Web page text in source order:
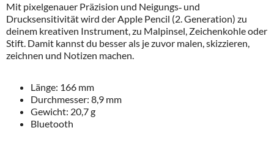
Mit pixelgenauer Präzision und Neigungs‑ und
Drucksensitivität wird der Apple Pencil (2. Generation) zu
deinem kreativen Instrument, zu Malpinsel, Zeichenkohle oder
Stift. Damit kannst du besser als je zuvor malen, skizzieren,
zeichnen und Notizen machen.
Länge: 166 mm
Durchmesser: 8,9 mm
Gewicht: 20,7 g
Bluetooth